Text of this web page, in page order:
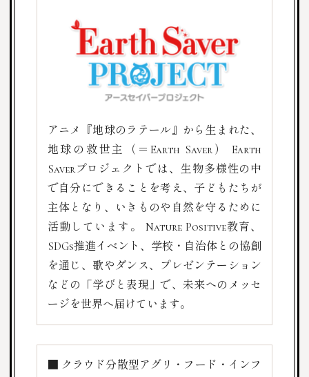
アニメ『地球のラテール』から生まれた、
地球の救世主（＝Earth Saver）Earth
Saverプロジェクトでは、生物多様性の中
で自分にできることを考え、子どもたちが
主体となり、いきものや自然を守るために
活動しています。 Nature Positive教育、
SDGs推進イベント、学校・自治体との協創
を通じ、歌やダンス、プレゼンテーション
などの「学びと表現」で、未来へのメッセ
ージを世界へ届けています。
■ クラウド分散型アグリ・フード・インフ